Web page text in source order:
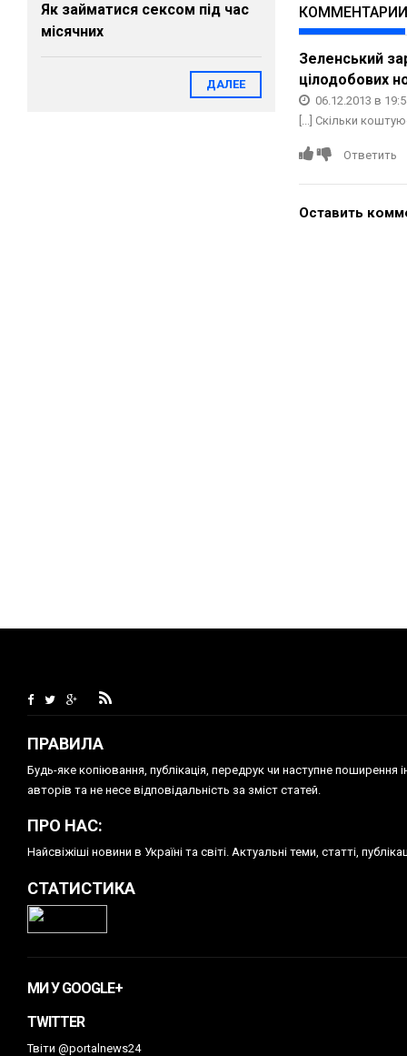
КОММЕНТАРИИ
Зеленський
цілодобових
06.12.2013 в
[...] Скільки
Ответить
Оставить
Як займатися сексом під час
місячних
ДАЛЕЕ
ПРАВИЛА
Будь-яке копiювання, публiкацiя, передрук чи наступне
авторів та не несе відповідальність за зміст статей.
ПРО НАС:
Найсвіжіші новини в Україні та світі. Актуальні теми, статті,
СТАТИСТИКА
МИ У GOOGLE+
TWITTER
Твіти @portalnews24